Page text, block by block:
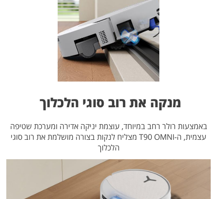
מנקה את רוב סוגי הלכלוך
באמצעות רולר רחב במיוחד, עוצמת יניקה אדירה ומערכת שטיפה
עצמית, ה-T90 OMNI מצליח לנקות בצורה מושלמת את רוב סוגי
הלכלוך